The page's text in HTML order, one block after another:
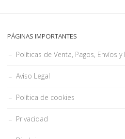
PÁGINAS IMPORTANTES
Políticas de Venta, Pagos, Envíos
Aviso Legal
Política de cookies
Privacidad